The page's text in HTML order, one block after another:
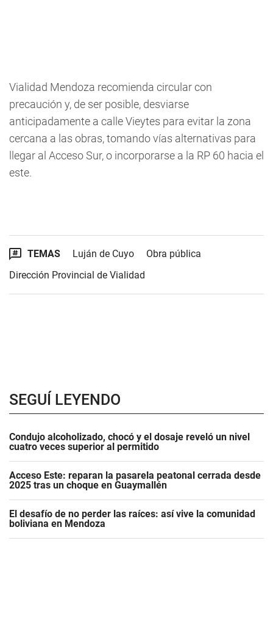
Vialidad Mendoza recomienda circular con
precaución y, de ser posible, desviarse
anticipadamente a calle Vieytes para evitar la zona
cercana a las obras, tomando vías alternativas para
llegar al Acceso Sur, o incorporarse a la RP 60 hacia el
este.
TEMAS Luján de Cuyo
Obra pública
Dirección Provincial de Vialidad
SEGUÍ LEYENDO
Condujo alcoholizado, chocó y el dosaje reveló un nivel
cuatro veces superior al permitido
Acceso Este: reparan la pasarela peatonal cerrada desde
2025 tras un choque en Guaymallén
El desafío de no perder las raíces: así vive la comunidad
boliviana en Mendoza